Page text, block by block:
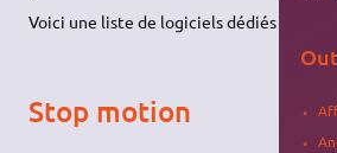
Voici une liste de logiciels dédiés à
Stop motion